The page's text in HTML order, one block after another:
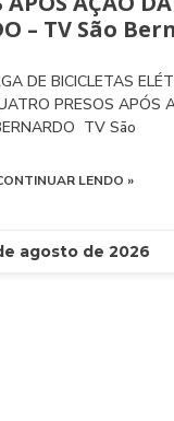
– TV São
DE BICICLETAS
PRESOS APÓS
TV São
LENDO »
agosto de 2026